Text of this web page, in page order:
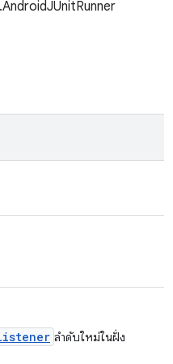
ลำดับใหม่ในฝั่ง